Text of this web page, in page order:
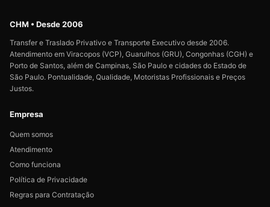
CHM • Desde 2006
Transfer e Traslado Privativo e Transporte Executivo desde 2006.
Atendimento em Viracopos (VCP), Guarulhos (GRU), Congonhas (CGH) e
Porto de Santos, além de Campinas, São Paulo e cidades do Estado de
São Paulo. Pontualidade, Qualidade, Motoristas Profissionais e Preços
Justos.
Empresa
Quem somos
Atendimento
Como funciona
Política de Privacidade
Regras para Contratação